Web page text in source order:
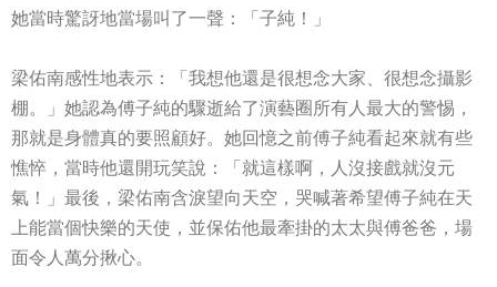
她當時驚訝地當場叫了一聲：「子純！」
梁佑南感性地表示：「我想他還是很想念大家、很想念攝影
棚。」她認為傅子純的驟逝給了演藝圈所有人最大的警惕，
那就是身體真的要照顧好。她回憶之前傅子純看起來就有些
憔悴，當時他還開玩笑說：「就這樣啊，人沒接戲就沒元
氣！」最後，梁佑南含淚望向天空，哭喊著希望傅子純在天
上能當個快樂的天使，並保佑他最牽掛的太太與傅爸爸，場
面令人萬分揪心。